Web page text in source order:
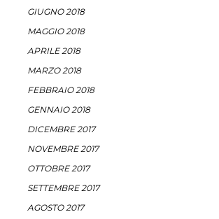
GIUGNO 2018
MAGGIO 2018
APRILE 2018
MARZO 2018
FEBBRAIO 2018
GENNAIO 2018
DICEMBRE 2017
NOVEMBRE 2017
OTTOBRE 2017
SETTEMBRE 2017
AGOSTO 2017